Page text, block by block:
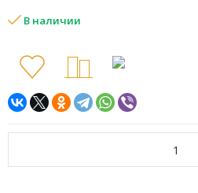
В наличии